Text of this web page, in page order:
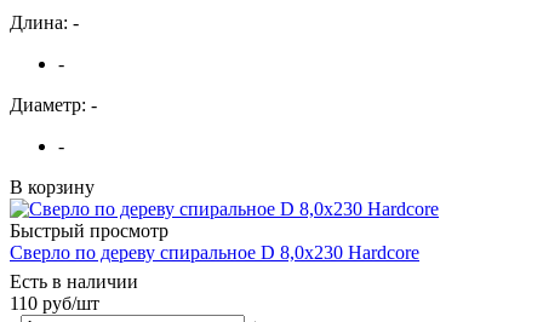
Длина: -
-
Диаметр: -
-
В корзину
Быстрый просмотр
Сверло по дереву спиральное D 8,0х230 Hardcore
Есть в наличии
110 руб/шт